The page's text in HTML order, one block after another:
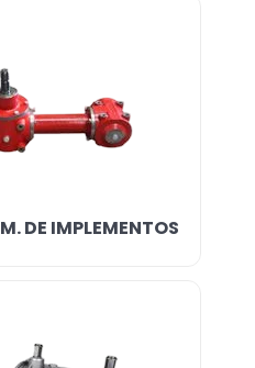
DE IMPLEMENTOS